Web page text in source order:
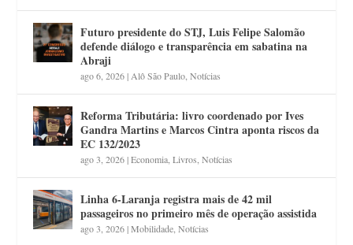
Futuro presidente do STJ, Luis Felipe Salomão
defende diálogo e transparência em sabatina na
Abraji
ago 6, 2026| Alô São Paulo ,Notícias
Reforma Tributária: livro coordenado por Ives
Gandra Martins e Marcos Cintra aponta riscos da
EC 132/2023
ago 3, 2026|Economia ,Livros ,Notícias
Linha 6-Laranja registra mais de 42 mil
passageiros no primeiro mês de operação assistida
ago 3, 2026|Mobilidade ,Notícias